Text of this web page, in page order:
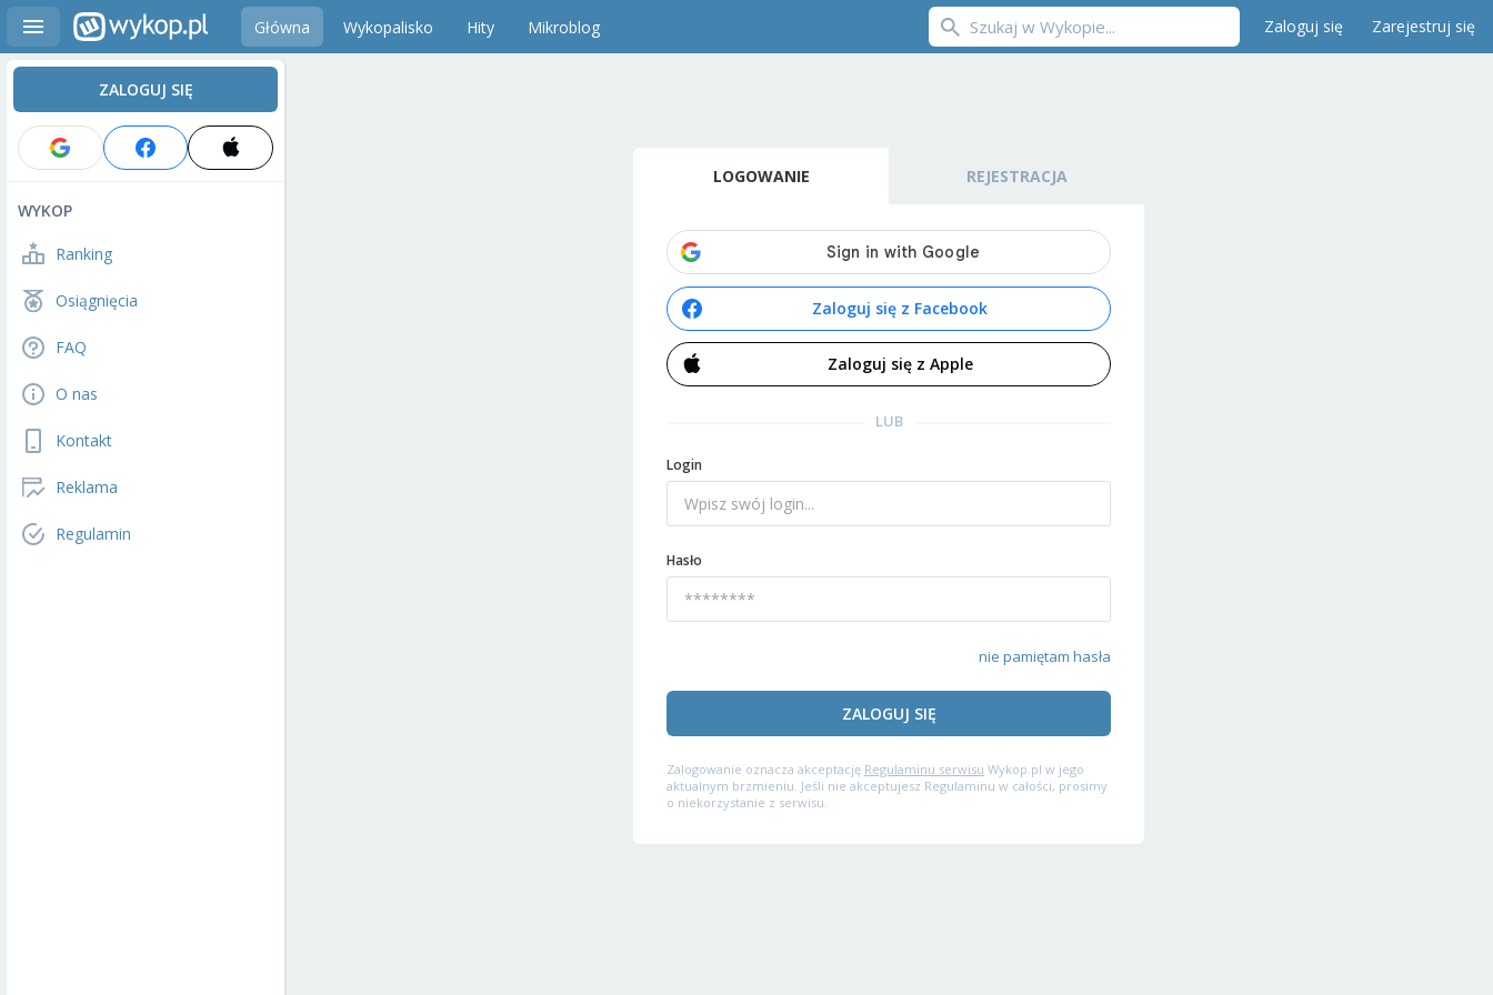
Główna Wykopalisko Hity Mikroblog Zaloguj się Zarejestruj się
ZALOGUJ SIĘ
WYKOP
Ranking
Osiągnięcia
FAQ
O nas
Kontakt
Reklama
Regulamin
LOGOWANIE REJESTRACJA
Zaloguj się z Facebook
Zaloguj się z Apple
LUB
Login
Hasło
nie pamiętam hasła
ZALOGUJ SIĘ
Zalogowanie oznacza akceptację Regulaminu serwisu Wykop.pl w jego
aktualnym brzmieniu. Jeśli nie akceptujesz Regulaminu w całości, prosimy
o niekorzystanie z serwisu.